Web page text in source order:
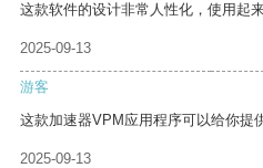
这款软件的设计非常人性化，使用起来
2025-09-13
游客
这款加速器VPM应用程序可以给你提
2025-09-13